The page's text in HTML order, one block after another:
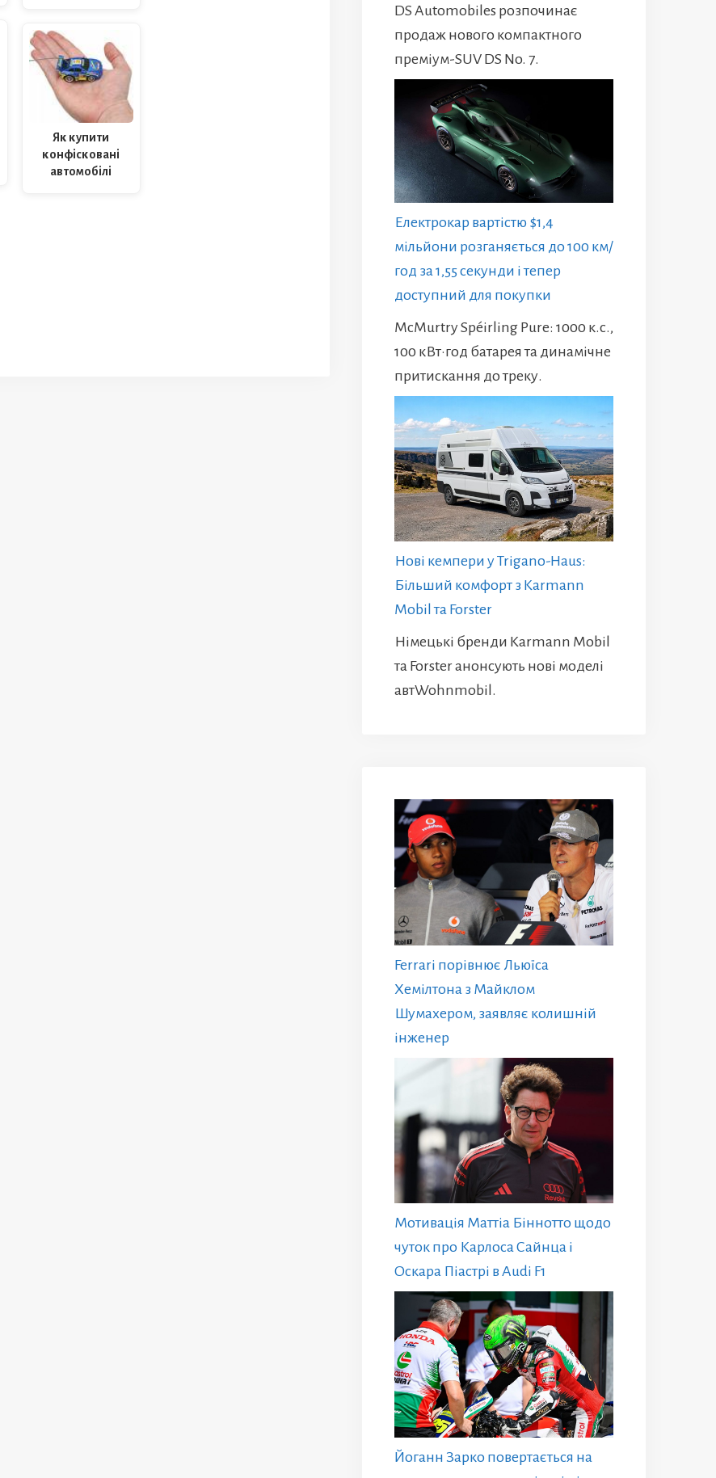
Як купити
конфісковані
автомобілі
DS Automobiles розпочинає
продаж нового компактного
преміум-SUV DS No. 7.
Електрокар вартістю $1,4
мільйони розганяється до 100 км/
год за 1,55 секунди і тепер
доступний для покупки
McMurtry Spéirling Pure: 1000 к.с.,
100 кВт·год батарея та динамічне
притискання до треку.
Нові кемпери у Trigano-Haus:
Більший комфорт з Karmann
Mobil та Forster
Німецькі бренди Karmann Mobil
та Forster анонсують нові моделі
автWohnmobil.
Ferrari порівнює Льюїса
Хемілтона з Майклом
Шумахером, заявляє колишній
інженер
Мотивація Маттіа Біннотто щодо
чуток про Карлоса Сайнца і
Оскара Піастрі в Audi F1
Йоганн Зарко повертається на